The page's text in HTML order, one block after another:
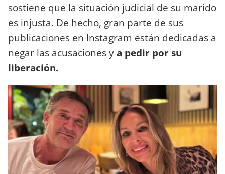
sostiene que la situación judicial de su marido
es injusta. De hecho, gran parte de sus
publicaciones en Instagram están dedicadas a
negar las acusaciones ya pedir por su
liberación.